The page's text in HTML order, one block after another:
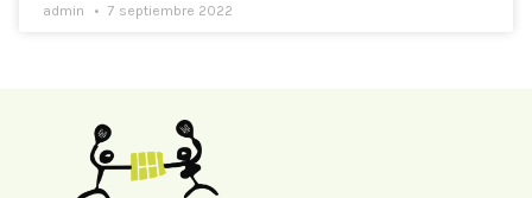
admin 7 septiembre 2022